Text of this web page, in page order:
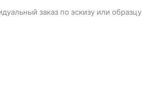
заказ по эскизу или образцу